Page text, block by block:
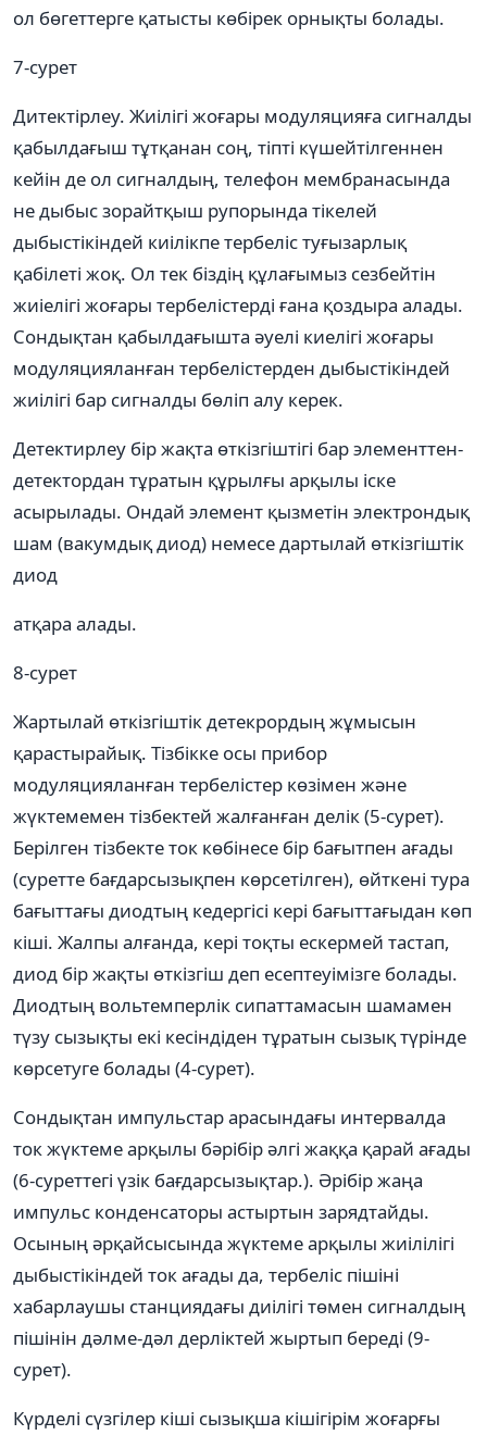
ол бөгеттерге қатысты көбірек орнықты болады.
7-сурет
Дитектірлеу. Жиілігі жоғары модуляцияға сигналды
қабылдағыш тұтқанан соң, тіпті күшейтілгеннен
кейін де ол сигналдың, телефон мембранасында
не дыбыс зорайтқыш рупорында тікелей
дыбыстікіндей киілікпе тербеліс туғызарлық
қабілеті жоқ. Ол тек біздің құлағымыз сезбейтін
жиіелігі жоғары тербелістерді ғана қоздыра алады.
Сондықтан қабылдағышта әуелі киелігі жоғары
модуляцияланған тербелістерден дыбыстікіндей
жиілігі бар сигналды бөліп алу керек.
Детектирлеу бір жақта өткізгіштігі бар элементтен-
детектордан тұратын құрылғы арқылы іске
асырылады. Ондай элемент қызметін электрондық
шам (вакумдық диод) немесе дартылай өткізгіштік
диод
атқара алады.
8-сурет
Жартылай өткізгіштік детекрордың жұмысын
қарастырайық. Тізбікке осы прибор
модуляцияланған тербелістер көзімен және
жүктемемен тізбектей жалғанған делік (5-сурет).
Берілген тізбекте ток көбінесе бір бағытпен ағады
(суретте бағдарсызықпен көрсетілген), өйткені тура
бағыттағы диодтың кедергісі кері бағыттағыдан көп
кіші. Жалпы алғанда, кері тоқты ескермей тастап,
диод бір жақты өткізгіш деп есептеуімізге болады.
Диодтың вольтемперлік сипаттамасын шамамен
түзу сызықты екі кесіндіден тұратын сызық түрінде
көрсетуге болады (4-сурет).
Сондықтан импульстар арасындағы интервалда
ток жүктеме арқылы бәрібір әлгі жаққа қарай ағады
(6-суреттегі үзік бағдарсызықтар.). Әрібір жаңа
импульс конденсаторы астыртын зарядтайды.
Осының әрқайсысында жүктеме арқылы жиілілігі
дыбыстікіндей ток ағады да, тербеліс пішіні
хабарлаушы станциядағы диілігі төмен сигналдың
пішінін дәлме-дәл дерліктей жыртып береді (9-
сурет).
Күрделі сүзгілер кіші сызықша кішігірім жоғарғы